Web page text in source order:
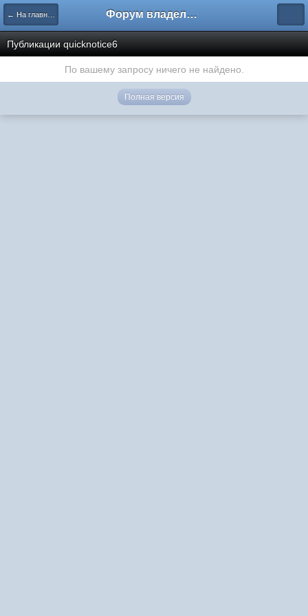
← На главную Форум владельцев интернет-магазинов
Публикации quicknotice6
По вашему запросу ничего не найдено.
Полная версия